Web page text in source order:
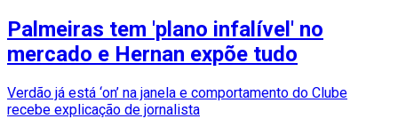
Palmeiras tem 'plano infalível' no
mercado e Hernan expõe tudo
Verdão já está ‘on’ na janela e comportamento do Clube
recebe explicação de jornalista